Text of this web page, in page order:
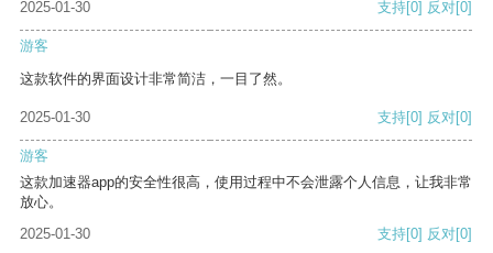
2025-01-30
支持[0] 反对[0]
游客
这款软件的界面设计非常简洁，一目了然。
2025-01-30 支持[0] 反对[0]
游客
这款加速器app的安全性很高，使用过程中不会泄露个人信息，让我非常
放心。
2025-01-30
支持[0] 反对[0]